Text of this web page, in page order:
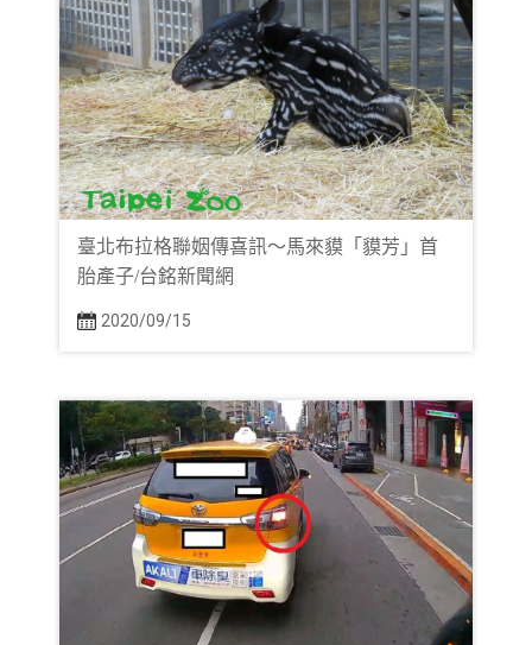
臺北布拉格聯姻傳喜訊〜馬來貘「貘芳」首
胎產子/台銘新聞網
2020/09/15